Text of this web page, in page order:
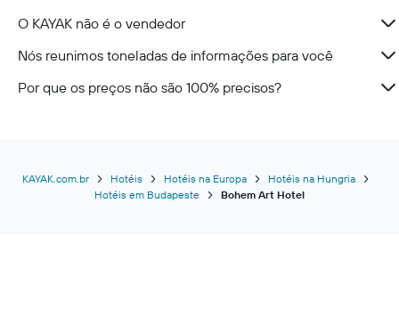
O KAYAK não é o vendedor
Nós reunimos toneladas de informações para você
Por que os preços não são 100% precisos?
KAYAK.com.br Hotéis Hotéis na Europa
Hotéis na Hungria
Hotéis em Budapeste
Bohem Art Hotel